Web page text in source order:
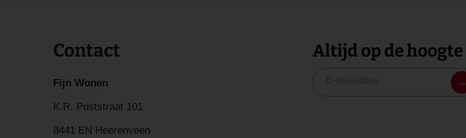
Contact
Fijn Wonen
K.R. Poststraat 101
8441 EN Heerenveen
Altijd op de hoogte
→